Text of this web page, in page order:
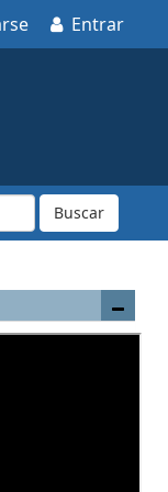
Entrar
Buscar